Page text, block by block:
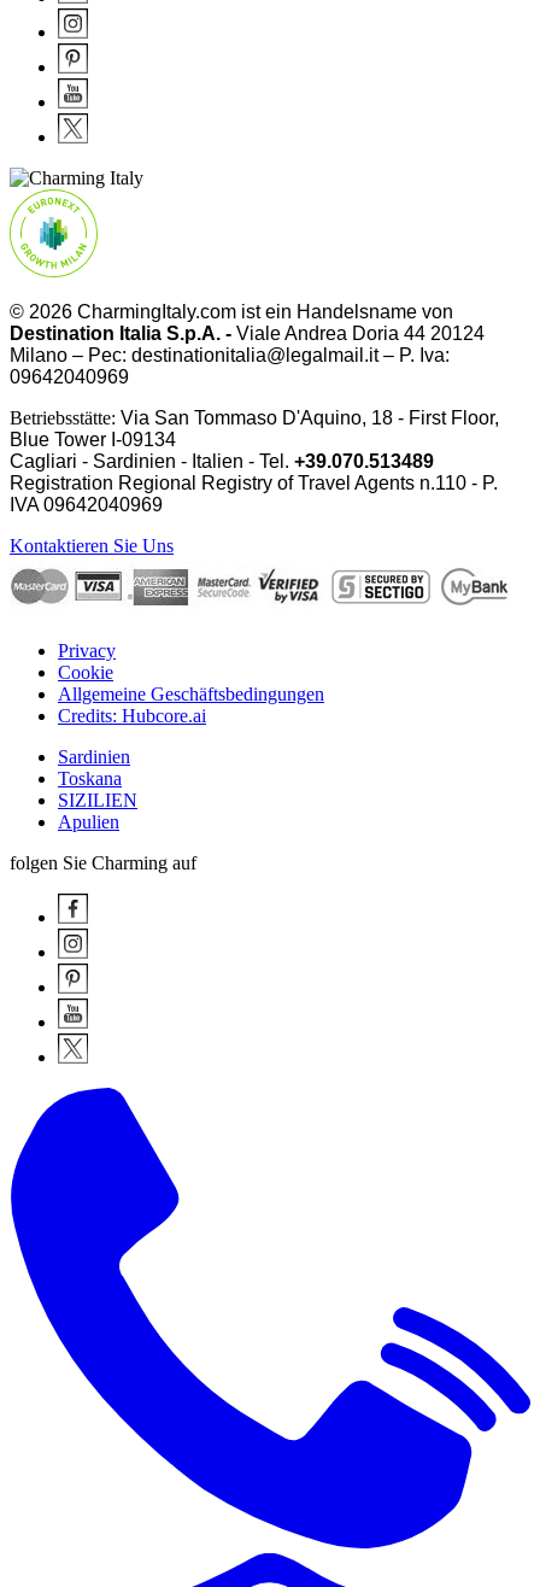
© 2026 CharmingItaly.com ist ein Handelsname von
Destination Italia S.p.A. - Viale Andrea Doria 44 20124
Milano – Pec: destinationitalia@legalmail.it – P. Iva:
09642040969
Betriebsstätte: Via San Tommaso D'Aquino, 18 - First Floor,
Blue Tower I-09134
Cagliari - Sardinien - Italien - Tel. +39.070.513489
Registration Regional Registry of Travel Agents n.110 - P.
IVA09642040969
Kontaktieren Sie Uns
Privacy
Cookie
Allgemeine Geschäftsbedingungen
Credits: Hubcore.ai
Sardinien
Toskana
SIZILIEN
Apulien
folgen Sie Charming auf